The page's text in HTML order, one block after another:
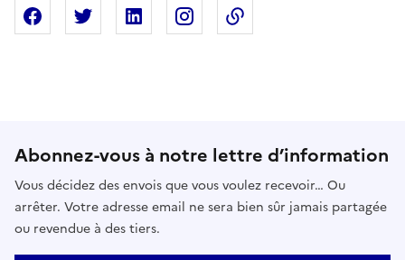
Partager sur Facebook
Partager sur XPartager sur Linkedin
Partager sur Instagram
Abonnez-vous à notre lettre d’information
Vous décidez des envois que vous voulez recevoir… Ou
arrêter. Votre adresse email ne sera bien sûr jamais partagée
ou revendue à des tiers.